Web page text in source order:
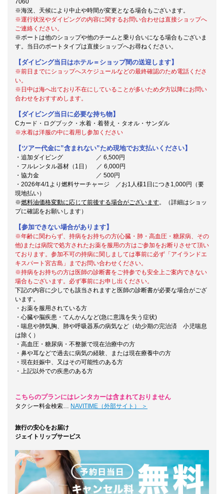
※海況、天候により中止や時間が変更となる場合もございます。
※運行状況やダイビングの内容に関するお問い合わせは直接ショップへ
ご連絡ください。
※ボートは他のショップや他のチームと乗り合いになる場合もございま
す。当日のボートタイプは直接ショップへお尋ねください。
【ダイビング当日はホテル＝ショップ間の送迎します】
※前日までにショップへスケジュールなどの最終確認のため電話くださ
い。
※日中は海へ出ており不在にしていることが多いため夕方以降にお問い
合わせをおすすめします。
【ダイビング当日に必要な持ち物】
Cカード・ログブック・水着・着替え・タオル・サンダル
※水着は洋服の中に着用し参加ください
【ツアー代金に”含まれない”ため現地でお支払いください】
・追加ダイビング ／ 6,500円
・フルレンタル器材（1日） ／ 6,000円
・協力金 ／ 500円
・2026年4/1より燃料サーチャージ ／お1人様1日につき1,000円（要
現地払い）
※燃料油価格変動に応じて前後する場合がございます。（詳細はショッ
プに確認をお願いします）
【参加できない場合があります】
※年齢に関わらず、持病をお持ちの方(心臓・肺・高血圧・糖尿病、その
他)または病院で処方されたお薬を服用の方はご参加をお断りさせて頂い
ております。参加不可の持病に関しましては事前に必ず「アイランドエ
キスパート宮古島」までお問い合わせください。
※持病をお持ちの方は医師の診断書をご持参でも安全上ご案内できない
場合もございます。必ず事前にお申し出ください。
下記の内容に少しでも該当されますと医師の診断書が必要な場合がござ
います。
・お薬を服用されている方
・心臓や脳疾患・てんかんなど(急に意識を失う症状)
・喘息や肺気胸、肺や呼吸器系の病気など（幼少期の完治済 小児喘息
は除く）
・高血圧・糖尿病・不整脈で現在治療中の方
・鼻や耳などで過去に病気の経験、または現在療養中の方
・現在妊娠中、又はその可能性のある方
・上記以外での疾患のある方
こちらのプランにはレンタカーは含まれておりません
タクシー料金検索… NAVITIME（外部サイト） ＞
旅行の安心をお届け
ジェイトリップサービス